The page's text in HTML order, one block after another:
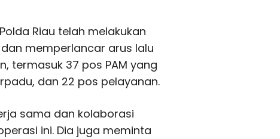
Riau telah melakukan
memperlancar arus lalu
termasuk 37 pos PAM yang
dan 22 pos pelayanan.
sama dan kolaborasi
ini. Dia juga meminta